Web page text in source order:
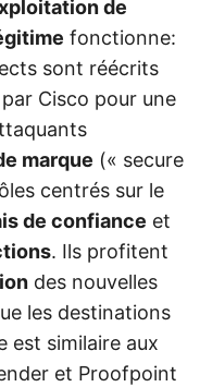
de
fonctionne:
sont réécrits
Cisco pour une
marque (« secure
centrés sur le
de confiance et
. Ils profitent
des nouvelles
les destinations
est similaire aux
et Proofpoint